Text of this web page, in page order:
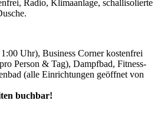
Radio, Klimaanlage, schallisolierte
Uhr), Business Corner kostenfrei
Person & Tag), Dampfbad, Fitness-
(alle Einrichtungen geöffnet von
buchbar!